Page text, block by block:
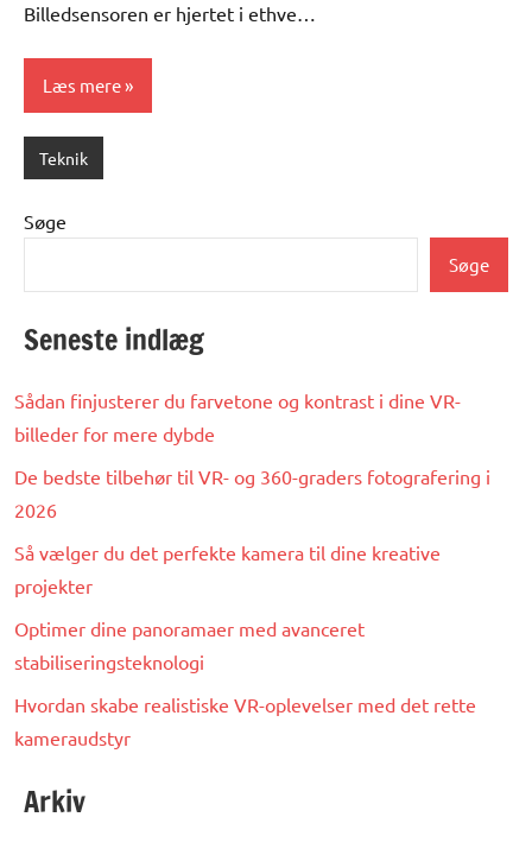
Billedsensoren er hjertet i ethve…
Læs mere
Teknik
Søge
Søge
Seneste indlæg
Sådan finjusterer du farvetone og kontrast i dine VR-
billeder for mere dybde
De bedste tilbehør til VR- og 360-graders fotografering i
2026
Så vælger du det perfekte kamera til dine kreative
projekter
Optimer dine panoramaer med avanceret
stabiliseringsteknologi
Hvordan skabe realistiske VR-oplevelser med det rette
kameraudstyr
Arkiv